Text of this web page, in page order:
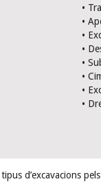
•
•
•
•
•
•
•
•
d’excavacions